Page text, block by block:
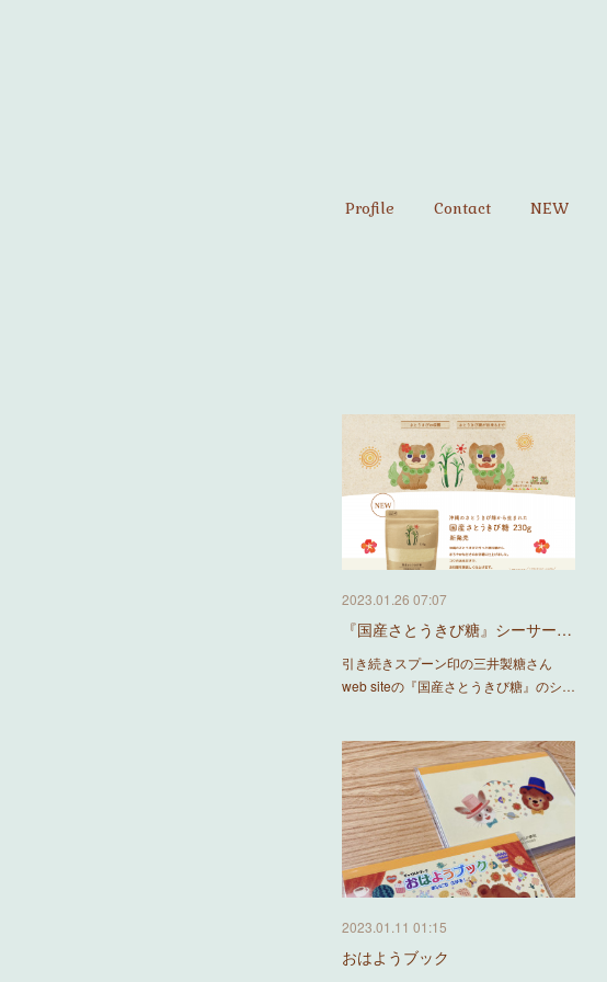
Profile Contact NEW
2023.01.26 07:07
『国産さとうきび糖』シーサー…
引き続きスプーン印の三井製糖さん
web siteの『国産さとうきび糖』のシ…
2023.01.11 01:15
おはようブック